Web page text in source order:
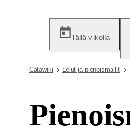
Tällä viikolla
Catawiki Lelut ja pienoismallit